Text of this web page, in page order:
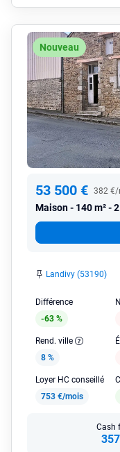
Nouveau
53 500 € 382 €/
Maison 140 m² -
Landivy (53190)
Différence
-63 %
Rend. ville
8 %
Loyer HC conseillé
753 €/mois
Cash